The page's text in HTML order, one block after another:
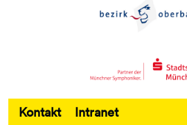
Kontakt Intranet